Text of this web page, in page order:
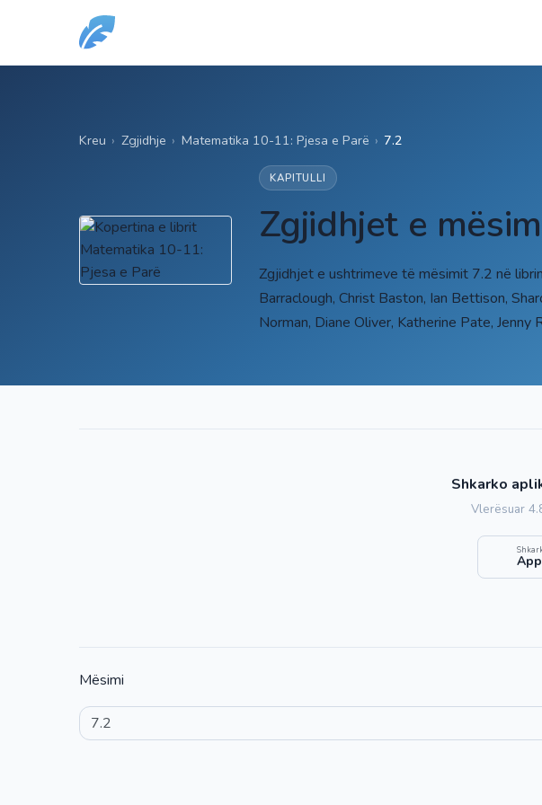
Kreu › Zgjidhje › Matematika 10-11: Pjesa e Parë › 7.2
KAPITULLI
Zgjidhjet e
Zgjidhjet e ushtrimeve të mësimit 7.2 në
Barraclough, Christ Baston, Ian Bettison,
Norman, Diane Oliver, Katherine Pate,
Shkarko
Vlerësuar
Mësimi